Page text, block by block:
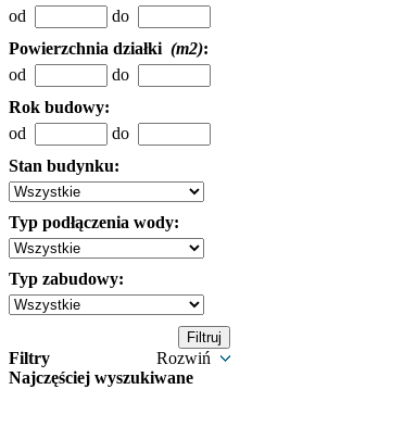
od
do
Powierzchnia działki (m2):
od
do
Rok budowy:
od
do
Stan budynku:
Typ podłączenia wody:
Typ zabudowy:
Filtry
Rozwiń
Najczęściej wyszukiwane